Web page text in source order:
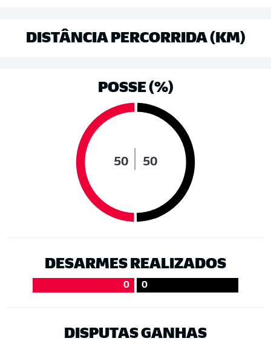
DISTÂNCIA PERCORRIDA (KM)
POSSE (%)
50 50
DESARMES REALIZADOS
0 0
DISPUTAS GANHAS